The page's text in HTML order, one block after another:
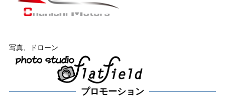
写真、ドローン
プロモーション